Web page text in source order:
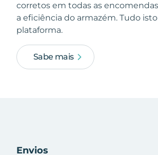
corretos em todas as
a eficiência do armazém. Tudo
plataforma.
Sabe mais
Envios